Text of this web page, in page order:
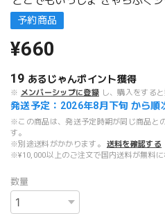
予約商品
¥660
19 あるじゃんポイント獲得
※ メンバーシップに登録 し、購入をする
発送予定：2026年8月下旬 から順
※この商品は、発送予定時期が同じ商品と
す。
※別途送料がかかります。
送料を確認する
※¥10,000以上のご注文で国内送料が無料に
数量